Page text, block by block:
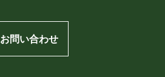
お問い合わせ